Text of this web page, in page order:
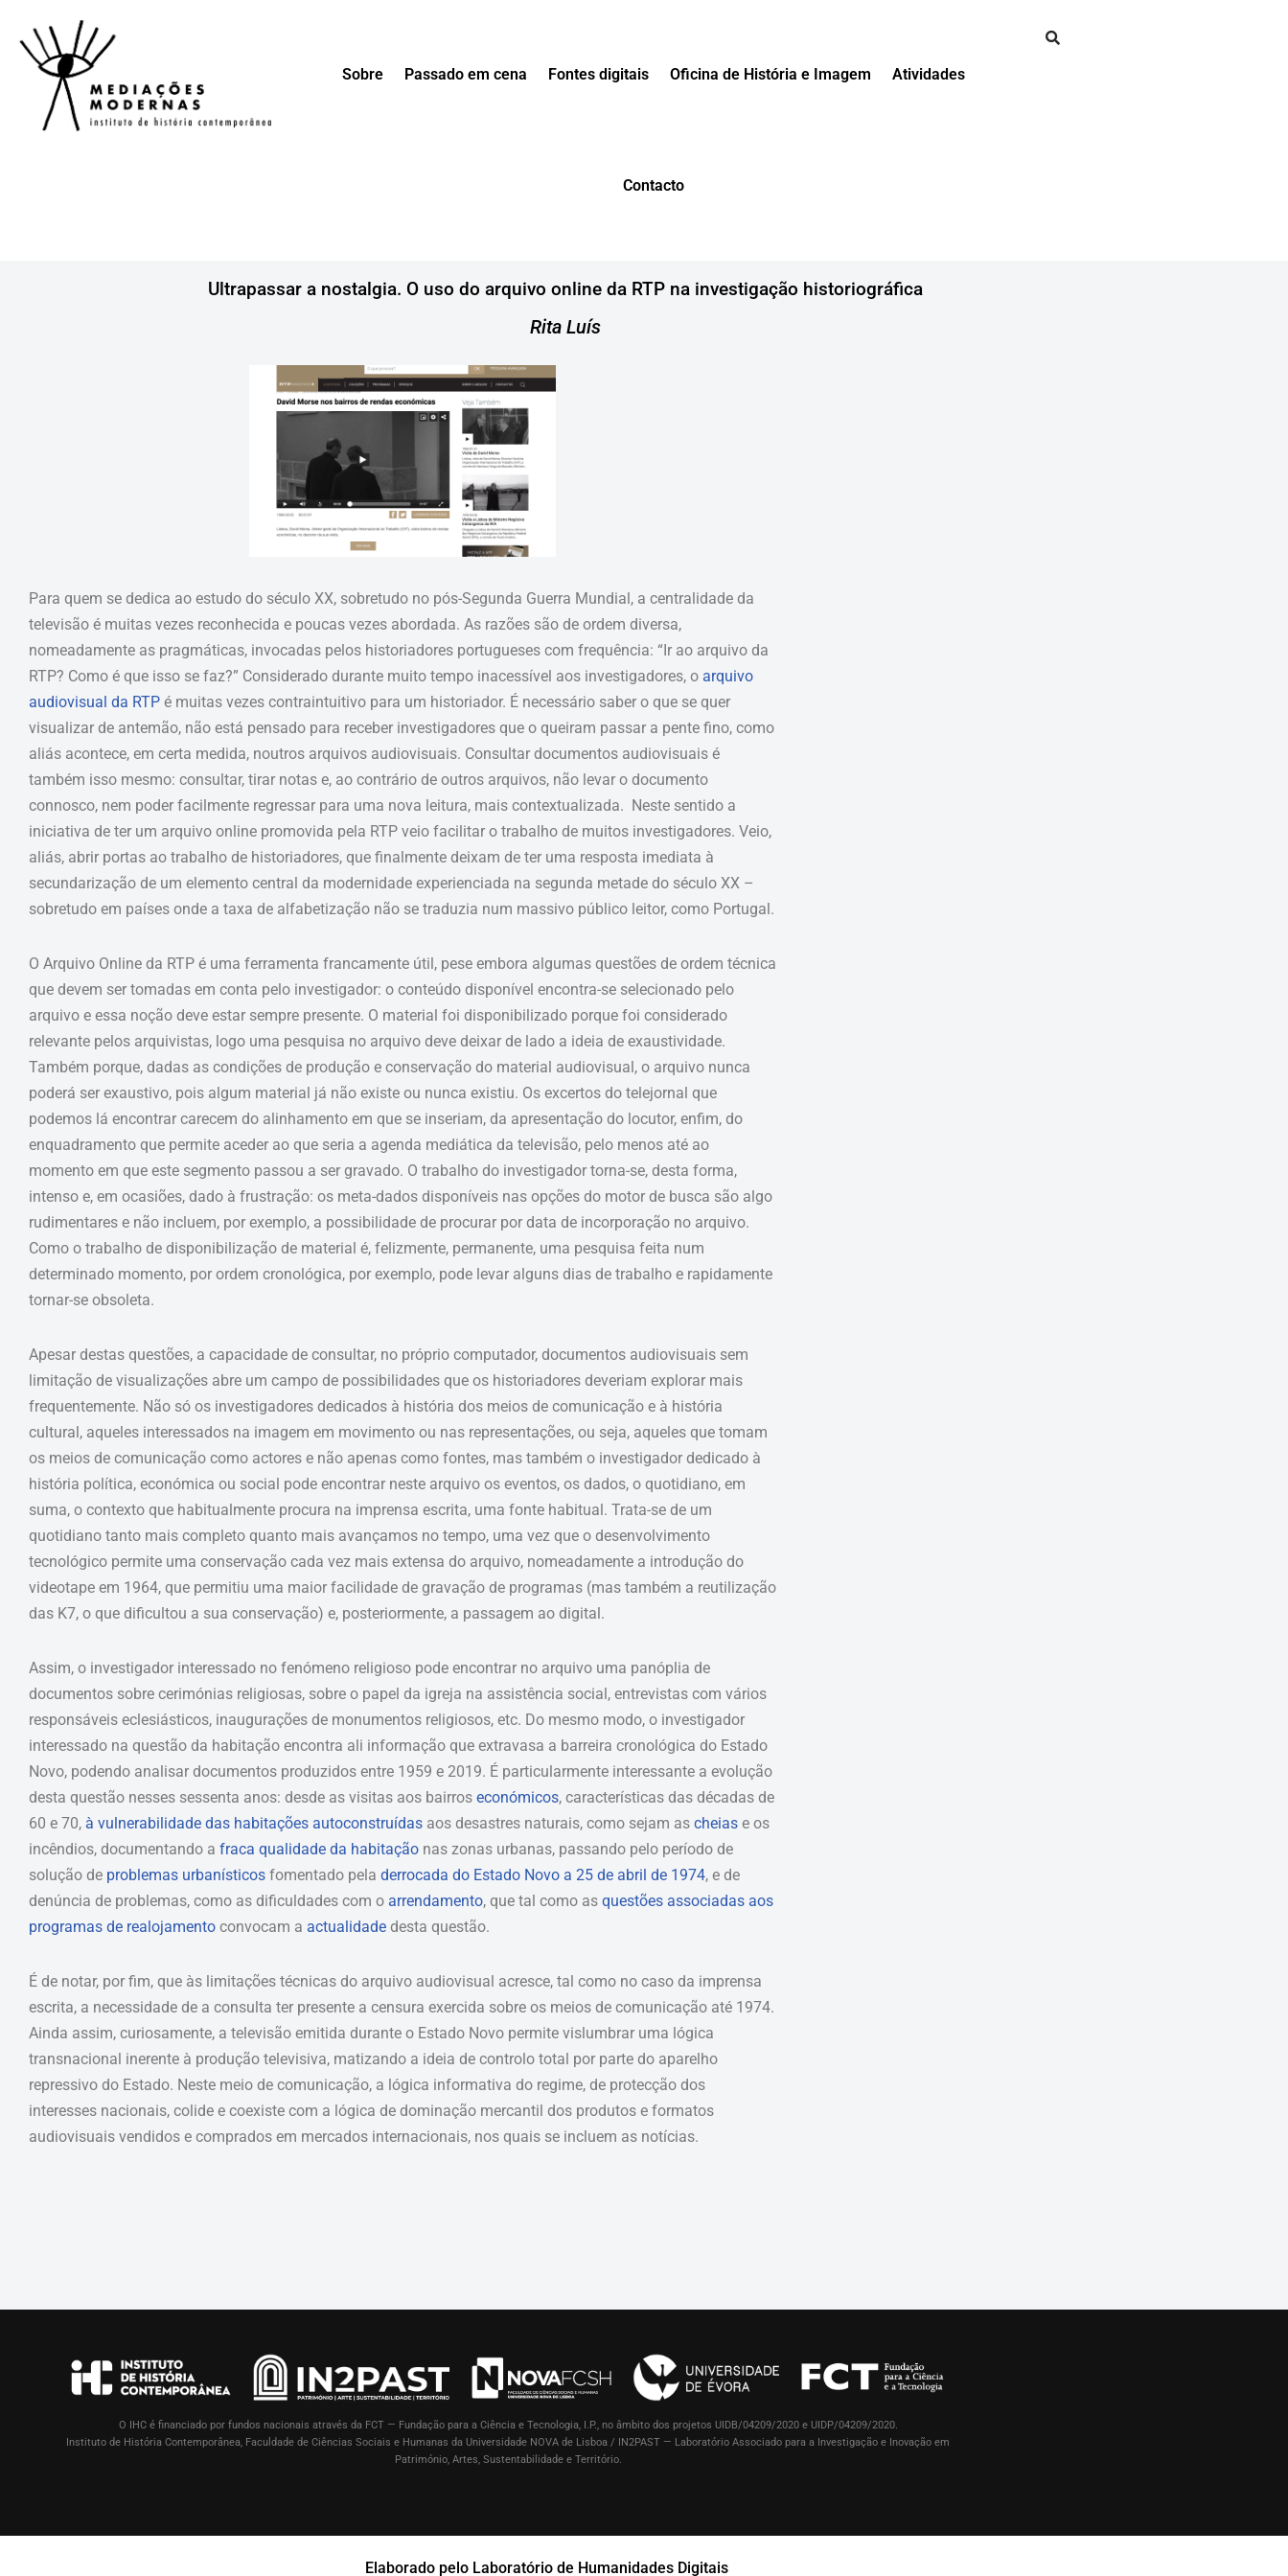
Avançar
conteúdo
Sobre Passado em cena Fontes digitais Oficina de História e Imagem Atividades
Contacto
Ultrapassar a nostalgia. O uso do arquivo online da RTP na investigação historiográfica
Rita Luís
Para quem se dedica ao estudo do século XX, sobretudo no pós-Segunda Guerra Mundial, a centralidade da
televisão é muitas vezes reconhecida e poucas vezes abordada. As razões são de ordem diversa,
nomeadamente as pragmáticas, invocadas pelos historiadores portugueses com frequência: “Ir ao arquivo da
RTP? Como é que isso se faz?” Considerado durante muito tempo inacessível aos investigadores, o arquivo
audiovisual da RTP é muitas vezes contraintuitivo para um historiador. É necessário saber o que se quer
visualizar de antemão, não está pensado para receber investigadores que o queiram passar a pente fino, como
aliás acontece, em certa medida, noutros arquivos audiovisuais. Consultar documentos audiovisuais é
também isso mesmo: consultar, tirar notas e, ao contrário de outros arquivos, não levar o documento
connosco, nem poder facilmente regressar para uma nova leitura, mais contextualizada. Neste sentido a
iniciativa de ter um arquivo online promovida pela RTP veio facilitar o trabalho de muitos investigadores. Veio,
aliás, abrir portas ao trabalho de historiadores, que finalmente deixam de ter uma resposta imediata à
secundarização de um elemento central da modernidade experienciada na segunda metade do século XX –
sobretudo em países onde a taxa de alfabetização não se traduzia num massivo público leitor, como Portugal.
O Arquivo Online da RTP é uma ferramenta francamente útil, pese embora algumas questões de ordem técnica
que devem ser tomadas em conta pelo investigador: o conteúdo disponível encontra-se selecionado pelo
arquivo e essa noção deve estar sempre presente. O material foi disponibilizado porque foi considerado
relevante pelos arquivistas, logo uma pesquisa no arquivo deve deixar de lado a ideia de exaustividade.
Também porque, dadas as condições de produção e conservação do material audiovisual, o arquivo nunca
poderá ser exaustivo, pois algum material já não existe ou nunca existiu. Os excertos do telejornal que
podemos lá encontrar carecem do alinhamento em que se inseriam, da apresentação do locutor, enfim, do
enquadramento que permite aceder ao que seria a agenda mediática da televisão, pelo menos até ao
momento em que este segmento passou a ser gravado. O trabalho do investigador torna-se, desta forma,
intenso e, em ocasiões, dado à frustração: os meta-dados disponíveis nas opções do motor de busca são algo
rudimentares e não incluem, por exemplo, a possibilidade de procurar por data de incorporação no arquivo.
Como o trabalho de disponibilização de material é, felizmente, permanente, uma pesquisa feita num
determinado momento, por ordem cronológica, por exemplo, pode levar alguns dias de trabalho e rapidamente
tornar-se obsoleta.
Apesar destas questões, a capacidade de consultar, no próprio computador, documentos audiovisuais sem
limitação de visualizações abre um campo de possibilidades que os historiadores deveriam explorar mais
frequentemente. Não só os investigadores dedicados à história dos meios de comunicação e à história
cultural, aqueles interessados na imagem em movimento ou nas representações, ou seja, aqueles que tomam
os meios de comunicação como actores e não apenas como fontes, mas também o investigador dedicado à
história política, económica ou social pode encontrar neste arquivo os eventos, os dados, o quotidiano, em
suma, o contexto que habitualmente procura na imprensa escrita, uma fonte habitual. Trata-se de um
quotidiano tanto mais completo quanto mais avançamos no tempo, uma vez que o desenvolvimento
tecnológico permite uma conservação cada vez mais extensa do arquivo, nomeadamente a introdução do
videotape em 1964, que permitiu uma maior facilidade de gravação de programas (mas também a reutilização
das K7, o que dificultou a sua conservação) e, posteriormente, a passagem ao digital.
Assim, o investigador interessado no fenómeno religioso pode encontrar no arquivo uma panóplia de
documentos sobre cerimónias religiosas, sobre o papel da igreja na assistência social, entrevistas com vários
responsáveis eclesiásticos, inaugurações de monumentos religiosos, etc. Do mesmo modo, o investigador
interessado na questão da habitação encontra ali informação que extravasa a barreira cronológica do Estado
Novo, podendo analisar documentos produzidos entre 1959 e 2019. É particularmente interessante a evolução
desta questão nesses sessenta anos: desde as visitas aos bairros económicos, características das décadas de
60 e 70, à vulnerabilidade das habitações autoconstruídas aos desastres naturais, como sejam as cheias e os
incêndios, documentando a fraca qualidade da habitação nas zonas urbanas, passando pelo período de
solução de problemas urbanísticos fomentado pela derrocada do Estado Novo a 25 de abril de 1974, e de
denúncia de problemas, como as dificuldades com o arrendamento, que tal como as questões associadas aos
programas de realojamento convocam a actualidade desta questão.
É de notar, por fim, que às limitações técnicas do arquivo audiovisual acresce, tal como no caso da imprensa
escrita, a necessidade de a consulta ter presente a censura exercida sobre os meios de comunicação até 1974.
Ainda assim, curiosamente, a televisão emitida durante o Estado Novo permite vislumbrar uma lógica
transnacional inerente à produção televisiva, matizando a ideia de controlo total por parte do aparelho
repressivo do Estado. Neste meio de comunicação, a lógica informativa do regime, de protecção dos
interesses nacionais, colide e coexiste com a lógica de dominação mercantil dos produtos e formatos
audiovisuais vendidos e comprados em mercados internacionais, nos quais se incluem as notícias.
O IHC é financiado por fundos nacionais através da FCT — Fundação para a Ciência e Tecnologia, I.P., no âmbito dos projetos UIDB/04209/2020 e UIDP/04209/2020.
Instituto de História Contemporânea, Faculdade de Ciências Sociais e Humanas da Universidade NOVA de Lisboa / IN2PAST — Laboratório Associado para a Investigação e Inovação em
Património, Artes, Sustentabilidade e Território.
Elaborado pelo Laboratório de Humanidades Digitais